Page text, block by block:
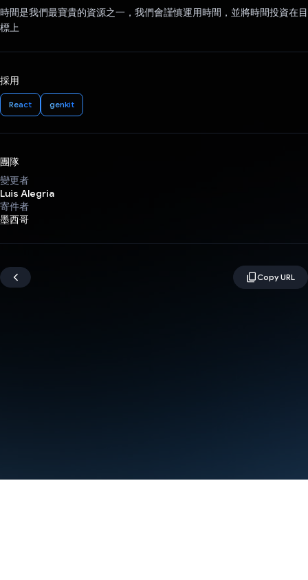
時間是我們最寶貴的資源之一，我們會謹慎運用時間，並將時間投資在目
標上
採用
React genkit
團隊
變更者
Luis Alegria
寄件者
墨西哥